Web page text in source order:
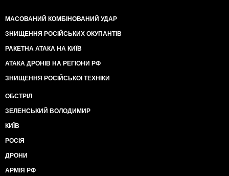
МАСОВАНИЙ КОМБІНОВАНИЙ УДАР
ЗНИЩЕННЯ РОСІЙСЬКИХ ОКУПАНТІВ
РАКЕТНА АТАКА НА КИЇВ
АТАКА ДРОНІВ НА РЕГІОНИ РФ
ЗНИЩЕННЯ РОСІЙСЬКОЇ ТЕХНІКИ
ОБСТРІЛ
ЗЕЛЕНСЬКИЙ ВОЛОДИМИР
КИЇВ
РОСІЯ
ДРОНИ
АРМІЯ РФ